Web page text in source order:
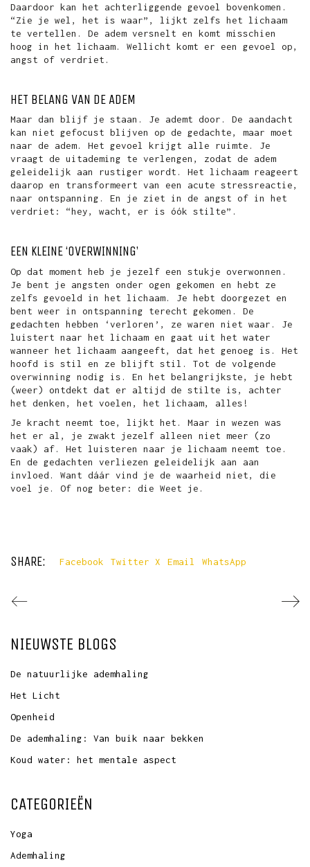
Daardoor kan het achterliggende gevoel bovenkomen.
“Zie je wel, het is waar”, lijkt zelfs het lichaam
te vertellen. De adem versnelt en komt misschien
hoog in het lichaam. Wellicht komt er een gevoel op,
angst of verdriet.
HET BELANG VAN DE ADEM
Maar dan blijf je staan. Je ademt door. De aandacht
kan niet gefocust blijven op de gedachte, maar moet
naar de adem. Het gevoel krijgt alle ruimte. Je
vraagt de uitademing te verlengen, zodat de adem
geleidelijk aan rustiger wordt. Het lichaam reageert
daarop en transformeert van een acute stressreactie,
naar ontspanning. En je ziet in de angst of in het
verdriet: “hey, wacht, er is óók stilte”.
EEN KLEINE ‘OVERWINNING’
Op dat moment heb je jezelf een stukje overwonnen.
Je bent je angsten onder ogen gekomen en hebt ze
zelfs gevoeld in het lichaam. Je hebt doorgezet en
bent weer in ontspanning terecht gekomen. De
gedachten hebben ‘verloren’, ze waren niet waar. Je
luistert naar het lichaam en gaat uit het water
wanneer het lichaam aangeeft, dat het genoeg is. Het
hoofd is stil en ze blijft stil. Tot de volgende
overwinning nodig is. En het belangrijkste, je hebt
(weer) ontdekt dat er altijd de stilte is, achter
het denken, het voelen, het lichaam, alles!
Je kracht neemt toe, lijkt het. Maar in wezen was
het er al, je zwakt jezelf alleen niet meer (zo
vaak) af. Het luisteren naar je lichaam neemt toe.
En de gedachten verliezen geleidelijk aan aan
invloed. Want dáár vind je de waarheid niet, die
voel je. Of nog beter: die Weet je.
SHARE: Facebook Twitter X Email WhatsApp
NIEUWSTE BLOGS
De natuurlijke ademhaling
Het Licht
Openheid
De ademhaling: Van buik naar bekken
Koud water: het mentale aspect
CATEGORIEËN
Yoga
Ademhaling
ALINE – INTEGRALE YOGA
aan@allinevandermeulen.nl